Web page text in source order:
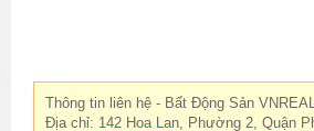
Thông tin liên hệ - Bất Động Sản VNREAL
Địa chỉ: 142 Hoa Lan, Phường 2, Quận